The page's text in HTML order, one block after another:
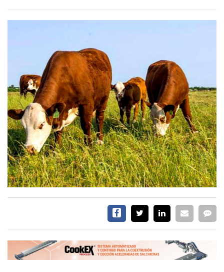
CAPACITACIONES
DIRECTORIO
CALENDARIO
MEDIA KIT
TEMAS DESTACADOS
CARNE
FRIGORIFICO
VACAS
INVESTIGACIÓN
AGRO
SERVICIOS